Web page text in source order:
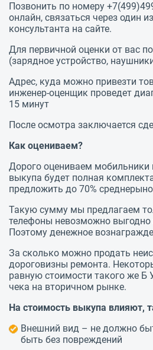
Позвонить по номеру
онлайн, связаться через один
консультанта на сайте.
Для первичной оценки от вас
(зарядное устройство,
Адрес, куда можно привезти
инженер-оценщик проведет
15 минут
После осмотра заключается
Как оцениваем?
Дорого оцениваем
выкупа будет полная
предложить до 70%
Такую сумму мы предлагаем
телефоны невозможно выгодно
Поэтому денежное
За сколько можно продать
дороговизны ремонта.
равную стоимости такого же Б
чека на вторичном рынке.
На стоимость выкупа влияют,
Внешний вид – не должно
быть без повреждений